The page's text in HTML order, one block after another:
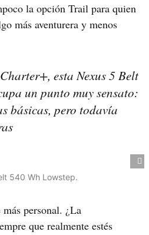
la opción Trail para quien
más aventurera y menos
esta Nexus 5 Belt
un punto muy sensato:
básicas, pero todavía
540 Wh Lowstep.
personal. ¿La
que realmente estés